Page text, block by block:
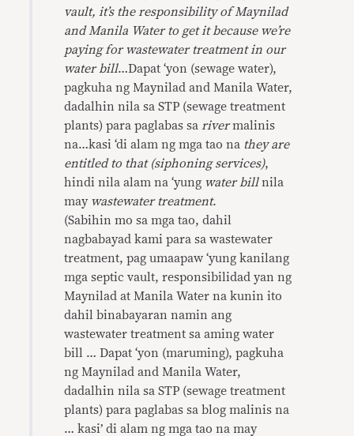
vault, it’s the responsibility of Maynilad
and Manila Water to get it because we’re
paying for wastewater treatment in our
water bill…Dapat ‘yon (sewage water),
pagkuha ng Maynilad and Manila Water,
dadalhin nila sa STP (sewage treatment
plants) para paglabas sa rivermalinis
na…kasi ‘di alam ng mga tao na they are
entitled to that (siphoning services),
hindi nila alam na ‘yung water billnila
may wastewater treatment.
(Sabihin mo sa mga tao, dahil
nagbabayad kami para sa wastewater
treatment, pag umaapaw ‘yung kanilang
mga septic vault, responsibilidad yan ng
Maynilad at Manila Water na kunin ito
dahil binabayaran namin ang
wastewater treatment sa aming water
bill … Dapat ‘yon (maruming), pagkuha
ng Maynilad and Manila Water,
dadalhin nila sa STP (sewage treatment
plants) para paglabas sa blog malinis na
… kasi’ di alam ng mga tao na may